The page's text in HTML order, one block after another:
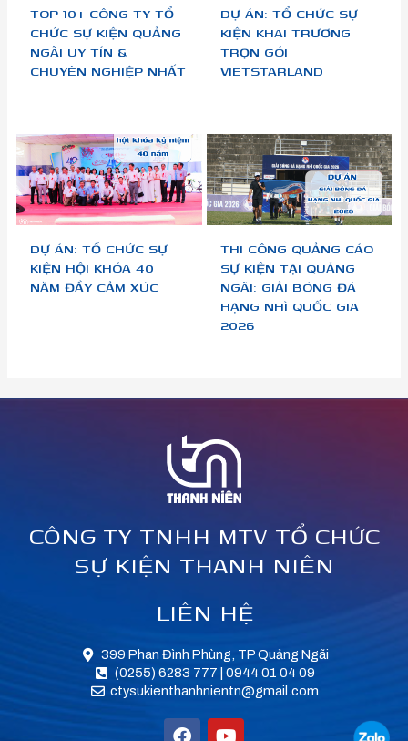
TOP 10+ CÔNG TY TỔ
CHỨC SỰ KIỆN QUẢNG
NGÃI UY TÍN &
CHUYÊN NGHIỆP NHẤT
DỰ ÁN: TỔ CHỨC SỰ
KIỆN KHAI TRƯƠNG
TRỌN GÓI
VIETSTARLAND
DỰ ÁN: TỔ CHỨC SỰ
KIỆN HỘI KHÓA 40
NĂM ĐẦY CẢM XÚC
THI CÔNG QUẢNG CÁO
SỰ KIỆN TẠI QUẢNG
NGÃI: GIẢI BÓNG ĐÁ
HẠNG NHÌ QUỐC GIA
2026
CÔNG TY TNHH MTV TỔ CHỨC
SỰ KIỆN THANH NIÊN
LIÊN HỆ
399 Phan Đình Phùng, TP Quảng Ngãi
(0255) 6283 777 | 0944 01 04 09
ctysukienthanhnientn@gmail.com
F
Y